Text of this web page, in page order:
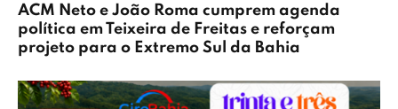
ACM Neto e João Roma cumprem agenda
política em Teixeira de Freitas e reforçam
projeto para o Extremo Sul da Bahia